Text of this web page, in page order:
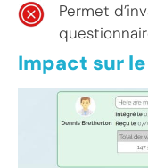
Permet
Impact sur